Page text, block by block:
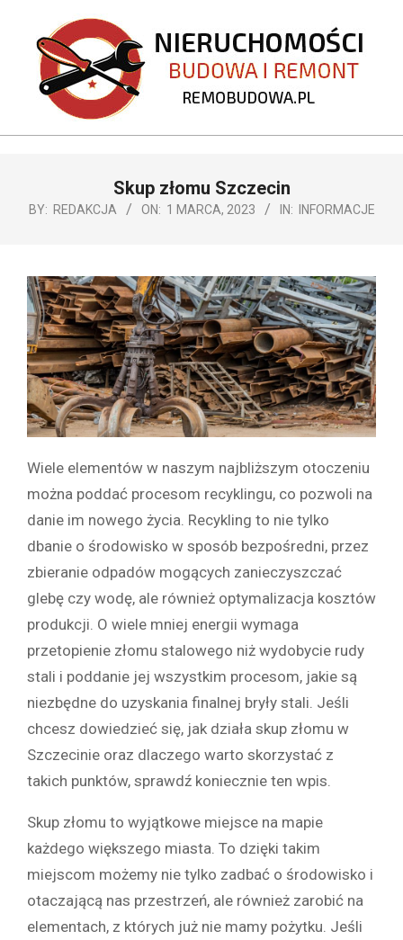
content
REMOBUDOWA.PL
Menu
Skup złomu Szczecin
BY: REDAKCJA ON: 1 MARCA, 2023 IN: INFORMACJE
Wiele elementów w naszym najbliższym otoczeniu
można poddać procesom recyklingu, co pozwoli na
danie im nowego życia. Recykling to nie tylko
dbanie o środowisko w sposób bezpośredni, przez
zbieranie odpadów mogących zanieczyszczać
glebę czy wodę, ale również optymalizacja kosztów
produkcji. O wiele mniej energii wymaga
przetopienie złomu stalowego niż wydobycie rudy
stali i poddanie jej wszystkim procesom, jakie są
niezbędne do uzyskania finalnej bryły stali. Jeśli
chcesz dowiedzieć się, jak działa skup złomu w
Szczecinie oraz dlaczego warto skorzystać z
takich punktów, sprawdź koniecznie ten wpis.
Skup złomu to wyjątkowe miejsce na mapie
każdego większego miasta. To dzięki takim
miejscom możemy nie tylko zadbać o środowisko i
otaczającą nas przestrzeń, ale również zarobić na
elementach, z których już nie mamy pożytku. Jeśli